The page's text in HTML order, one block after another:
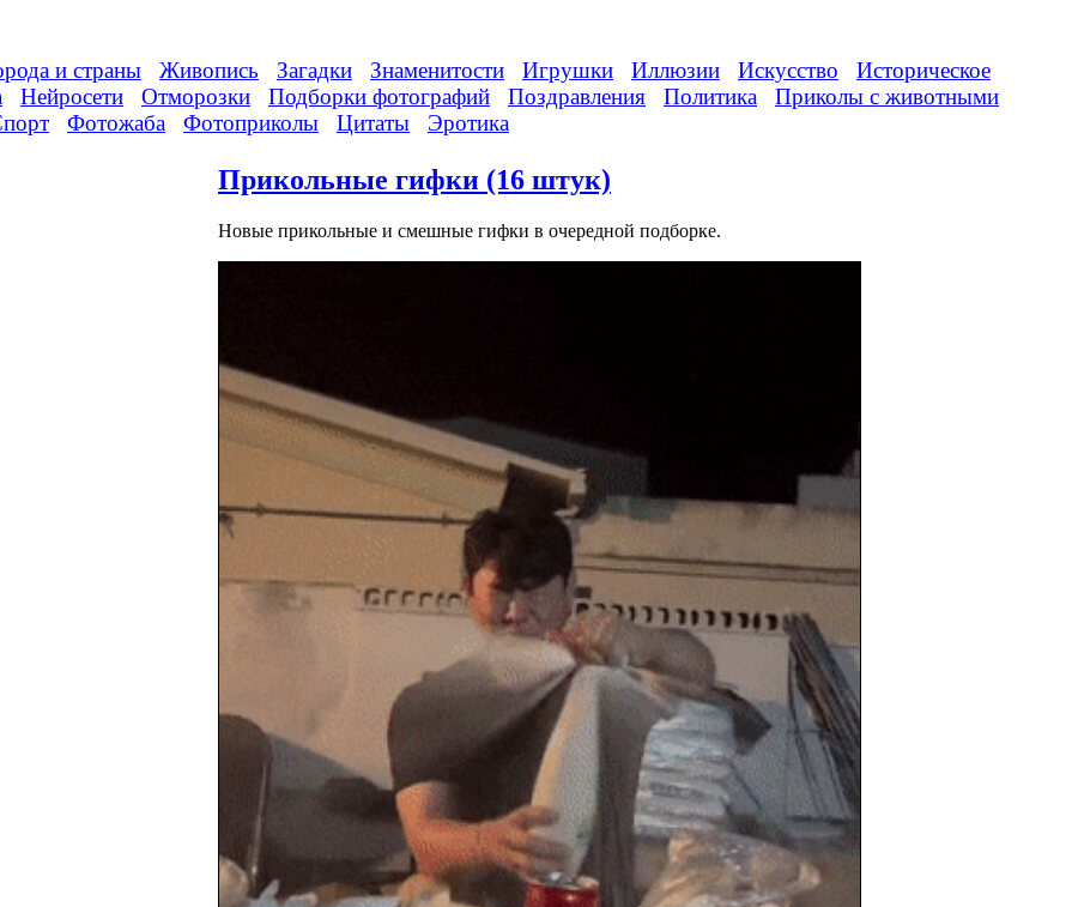
и страны Живопись Загадки Знаменитости Игрушки Иллюзии Искусство
Историческое
Нейросети Отморозки Подборки фотографий Поздравления Политика
Приколы с животными
Фотожаба Фотоприколы Цитаты Эротика
Прикольные гифки (16 штук)
Новые прикольные и смешные гифки в очередной подборке.